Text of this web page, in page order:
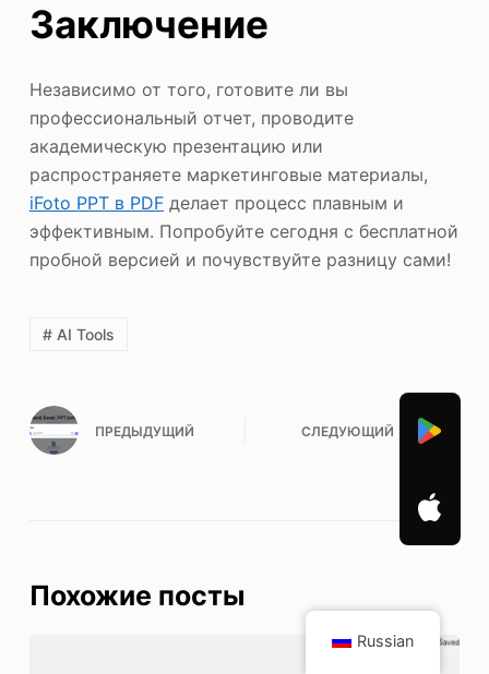
Заключение
Независимо от того, готовите ли вы
профессиональный отчет, проводите
академическую презентацию или
распространяете маркетинговые материалы,
iFoto PPT в PDFделает процесс плавным и
эффективным. Попробуйте сегодня с бесплатной
пробной версией и почувствуйте разницу сами!
# AI Tools
ПРЕДЫДУЩИЙ СЛЕДУЮЩИЙ
Похожие посты
Russian